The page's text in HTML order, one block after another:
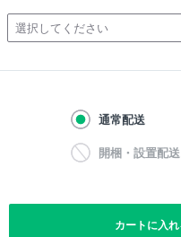
選択してください
通常配送
開梱・設置配送
カートに入れ